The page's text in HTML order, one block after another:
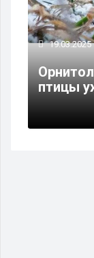
19.03.2025
птицы